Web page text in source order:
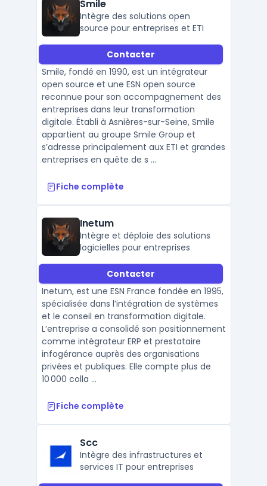
Smile
Intègre des solutions open
source pour entreprises et ETI
Contacter
Smile, fondé en 1990, est un intégrateur
open source et une ESN open source
reconnue pour son accompagnement des
entreprises dans leur transformation
digitale. Établi à Asnières-sur-Seine, Smile
appartient au groupe Smile Group et
s’adresse principalement aux ETI et grandes
entreprises en quête de s ...
Fiche complète
Inetum
Intègre et déploie des solutions
logicielles pour entreprises
Contacter
Inetum, est une ESN France fondée en 1995,
spécialisée dans l’intégration de systèmes
et le conseil en transformation digitale.
L’entreprise a consolidé son positionnement
comme intégrateur ERP et prestataire
infogérance auprès des organisations
privées et publiques. Elle compte plus de
10 000 colla ...
Fiche complète
Scc
Intègre des infrastructures et
services IT pour entreprises